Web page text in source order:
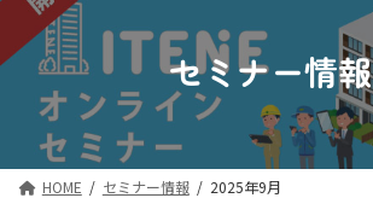
テ
ゲ
セミナー情報
HOME セミナー情報 2025年9月